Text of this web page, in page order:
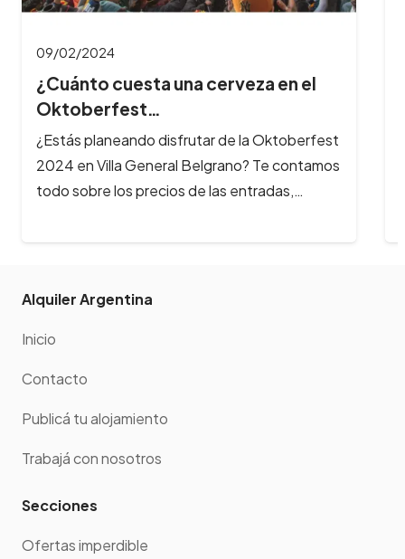
09/02/2024
¿Cuánto cuesta una cerveza en el
Oktoberfest…
¿Estás planeando disfrutar de la Oktoberfest
2024 en Villa General Belgrano? Te contamos
todo sobre los precios de las entradas,…
Alquiler Argentina
Inicio
Contacto
Publicá tu alojamiento
Trabajá con nosotros
Secciones
Ofertas imperdible